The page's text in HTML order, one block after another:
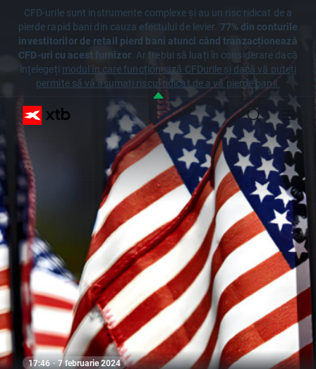
CFD-urile sunt instrumente complexe și au un risc ridicat de a
pierde rapid bani din cauza efectului de levier. 77% din conturile
investitorilor de retail pierd bani atunci când tranzacționează
CFD-uri cu acest furnizor. Ar trebui să luați în considerare dacă
înțelegeți modul în care funcționează CFDurile și dacă vă puteți
permite să vă asumați riscul ridicat de a vă pierde banii.
17:46 · 7 februarie 2024